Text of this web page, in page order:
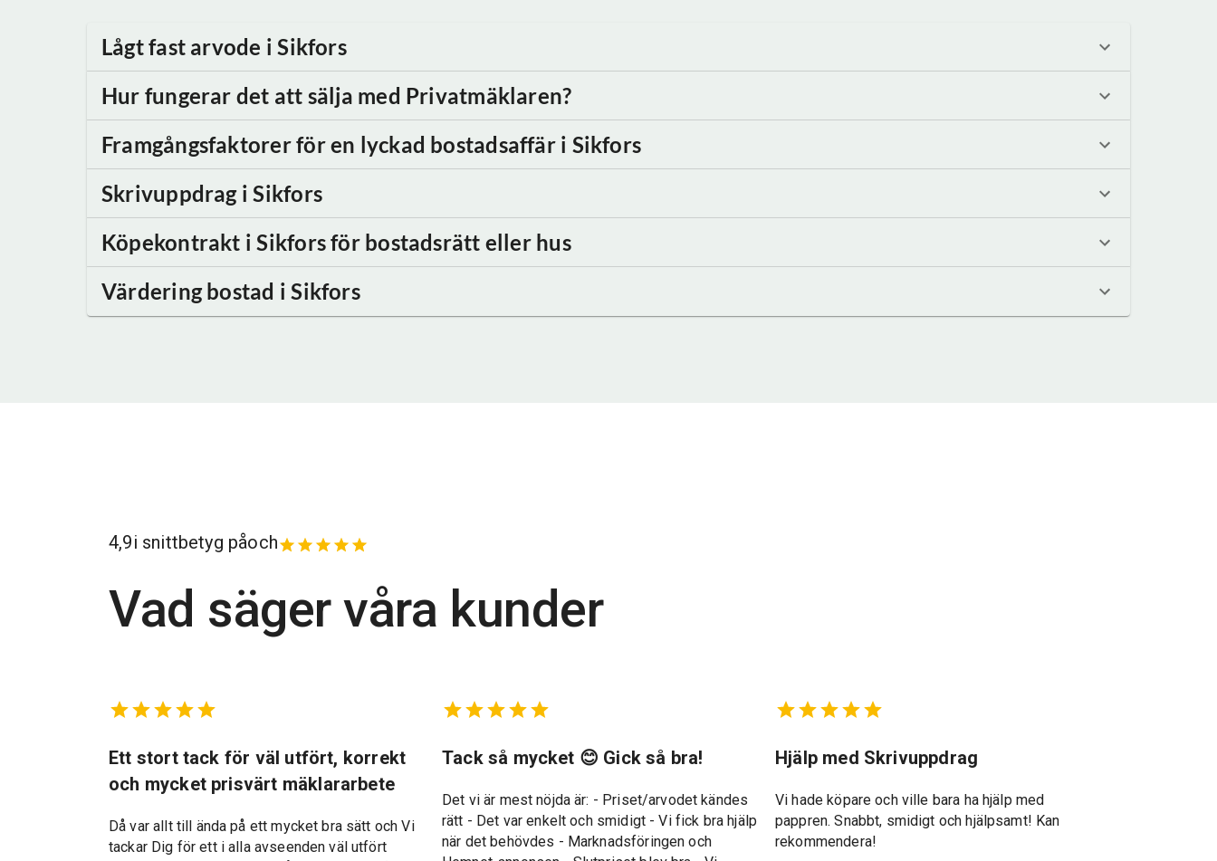
Lågt fast arvode i Sikfors
Hur fungerar det att sälja med Privatmäklaren?
Framgångsfaktorer för en lyckad bostadsaffär i Sikfors
Skrivuppdrag i Sikfors
Köpekontrakt i Sikforsför bostadsrätt eller hus
Värdering bostad i Sikfors
4,9i snittbetyg påoch
Vad säger våra kunder
Ett stort tack för väl utfört, korrekt
och mycket prisvärt mäklararbete
Då var allt till ända på ett mycket bra sätt och Vi
tackar Dig för ett i alla avseenden väl utfört
Tack så mycket 😊 Gick så bra!
Det vi är mest nöjda är: - Priset/arvodet kändes
rätt - Det var enkelt och smidigt - Vi fick bra hjälp
när det behövdes - Marknadsföringen och
Hjälp med Skrivuppdrag
Vi hade köpare och ville bara ha hjälp med
pappren. Snabbt, smidigt och hjälpsamt! Kan
rekommendera!